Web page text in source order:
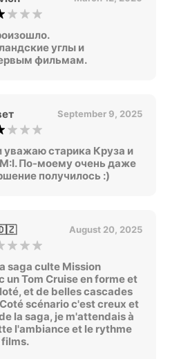
углы и
фильмам.
September 9, 2025
уважаю старика Круза и
По-моему очень даже
получилось :)
August 20, 2025
saga culte Mission
un Tom Cruise en forme et
et de belles cascades
scénario c'est creux et
la saga, je m'attendais à
l'ambiance et le rythme